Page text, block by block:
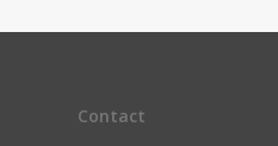
Contact